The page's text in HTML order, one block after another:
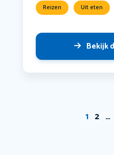
Reizen Uit eten
Bekijk
1 2 …